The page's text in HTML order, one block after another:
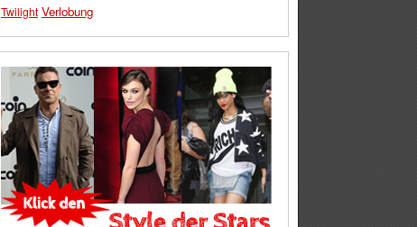
Twilight Verlobung